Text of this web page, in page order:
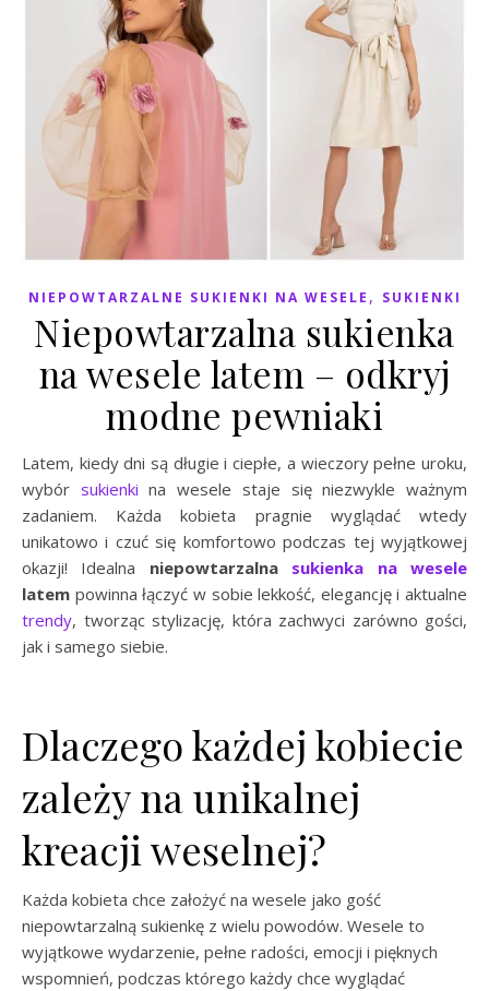
NIEPOWTARZALNE SUKIENKI NA WESELE , SUKIENKI
Niepowtarzalna sukienka
na wesele latem – odkryj
modne pewniaki
Latem, kiedy dni są długie i ciepłe, a wieczory pełne uroku,
wybór sukienki na wesele staje się niezwykle ważnym
zadaniem. Każda kobieta pragnie wyglądać wtedy
unikatowo i czuć się komfortowo podczas tej wyjątkowej
okazji! Idealna niepowtarzalna sukienka na wesele
latem powinna łączyć w sobie lekkość, elegancję i aktualne
trendy, tworząc stylizację, która zachwyci zarówno gości,
jak i samego siebie.
Dlaczego każdej kobiecie
zależy na unikalnej
kreacji weselnej?
Każda kobieta chce założyć na wesele jako gość
niepowtarzalną sukienkę z wielu powodów. Wesele to
wyjątkowe wydarzenie, pełne radości, emocji i pięknych
wspomnień, podczas którego każdy chce wyglądać